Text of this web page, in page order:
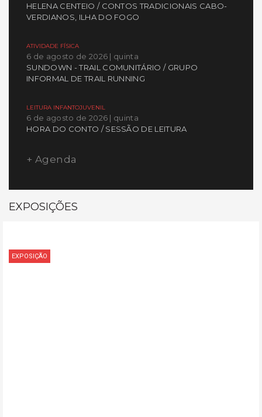
HELENA CENTEIO / CONTOS TRADICIONAIS CABO-
VERDIANOS, ILHA DO FOGO
ATIVIDADE FÍSICA
6 de agosto de 2026 | quinta
SUNDOWN - TRAIL COMUNITÁRIO / GRUPO
INFORMAL DE TRAIL RUNNING
LEITURA INFANTOJUVENIL
6 de agosto de 2026 | quinta
HORA DO CONTO / SESSÃO DE LEITURA
+ Agenda
EXPOSIÇÕES
EXPOSIÇÃO